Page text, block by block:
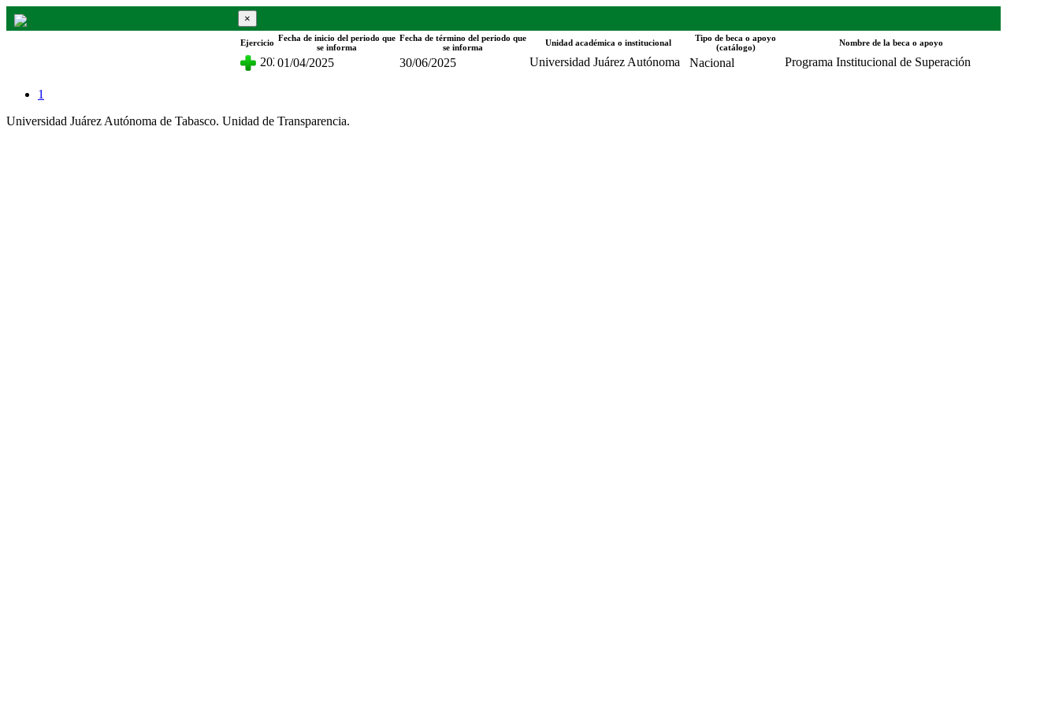
×
Ejercicio Fecha de inicio del periodo que
se informa
Fecha de término del periodo que
se informa
Unidad académica o institucional
Tipo de beca o apoyo
(catálogo)
Nombre de la beca o apoyo
202501/04/2025 30/06/2025
Universidad Juárez Autónoma
Nacional
Programa Institucional de Superación
1
Universidad Juárez Autónoma de Tabasco. Unidad de Transparencia.